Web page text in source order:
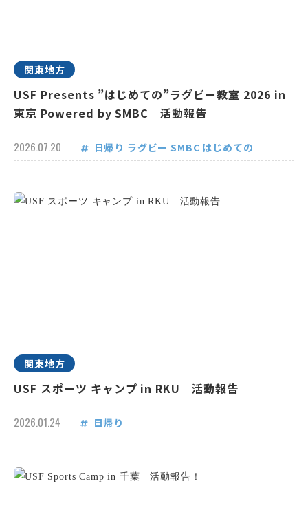
関東地方
USF Presents ”はじめての”ラグビー教室 2026 in
東京 Powered by SMBC 活動報告
2026.07.20 日帰り ラグビー SMBC はじめての
関東地方
USF スポーツ キャンプ in RKU 活動報告
2026.01.24 日帰り